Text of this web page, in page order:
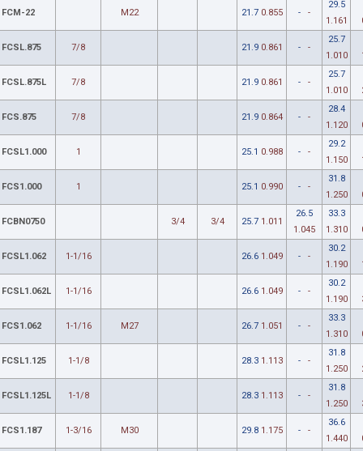
FCM-22 M22 21.7 0.855 - -
29.5
1.161
FCSL.875 7/8 21.9 0.861 - -
25.7
1.010
FCSL.875L 7/8 21.9 0.861 - -
25.7
1.010
FCS.875 7/8 21.9 0.864 - -
28.4
1.120
FCSL1.000 1 25.1 0.988 - -
29.2
1.150
FCS1.000 1 25.1 0.990 - -
31.8
1.250
FCBN0750 3/4 3/4 25.7 1.011
26.5
1.045
33.3
1.310
FCSL1.062 1-1/16 26.6 1.049 - -
30.2
1.190
FCSL1.062L 1-1/16 26.6 1.049 - -
30.2
1.190
FCS1.062 1-1/16 M27 26.7 1.051 - -
33.3
1.310
FCSL1.125 1-1/8 28.3 1.113 - -
31.8
1.250
FCSL1.125L 1-1/8 28.3 1.113 - -
31.8
1.250
FCS1.187 1-3/16 M30 29.8 1.175 - -
36.6
1.440